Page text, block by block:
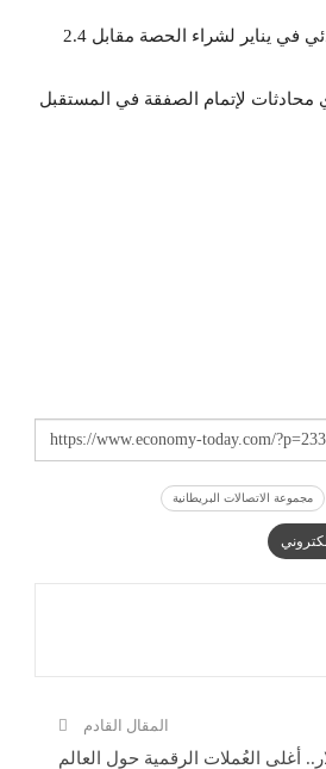
وتوصلت شركة الاتصالات السعودية، أكبر مشغل لخدمات الاتصال في المملكة، إلى اتفاق مبدئي في يناير لشراء الحصة مقابل 2.4
محادثات لإتمام الصفقة في المستقبل
مجموعة الاتصالات البريطانية
المقال القادم